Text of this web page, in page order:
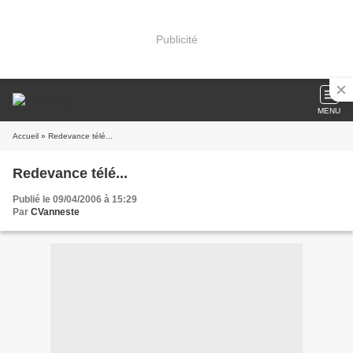
Publicité
MENU
Accueil » Redevance télé...
Redevance télé...
Publié le 09/04/2006 à 15:29
Par CVanneste